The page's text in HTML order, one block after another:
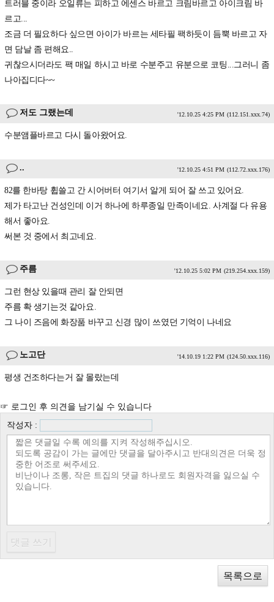
트러블 중이라 오일류는 피하고 에센스 바르고 크림바르고 아이크림 바
르고...
조금 더 필요하다 싶으면 아이가 바르는 세타필 팩하듯이 듬뿍 바르고 자
면 담날 좀 편해요..
귀찮으시더라도 팩 매일 하시고 바로 수분주고 유분으로 코팅...그러니 좀
나아집디다~~
저도 그랬는데 '12.10.25 4:25 PM (112.151.xxx.74)
수분앰플바르고 다시 돌아왔어요.
.. '12.10.25 4:51 PM (112.72.xxx.176)
82를 한바탕 휩쓸고 간 시어버터 여기서 알게 되어 잘 쓰고 있어요.
제가 타고난 건성인데 이거 하나에 하루종일 만족이네요. 사계절 다 유용
해서 좋아요.
써본 것 중에서 최고네요.
주름 '12.10.25 5:02 PM (219.254.xxx.159)
그런 현상 있을때 관리 잘 안되면
주름 확 생기는것 같아요.
그 나이 즈음에 화장품 바꾸고 신경 많이 쓰였던 기억이 나네요
노고단 '14.10.19 1:22 PM (124.50.xxx.116)
평생 건조하다는거 잘 몰랐는데
☞ 로그인 후 의견을 남기실 수 있습니다
작성자 :
목록으로